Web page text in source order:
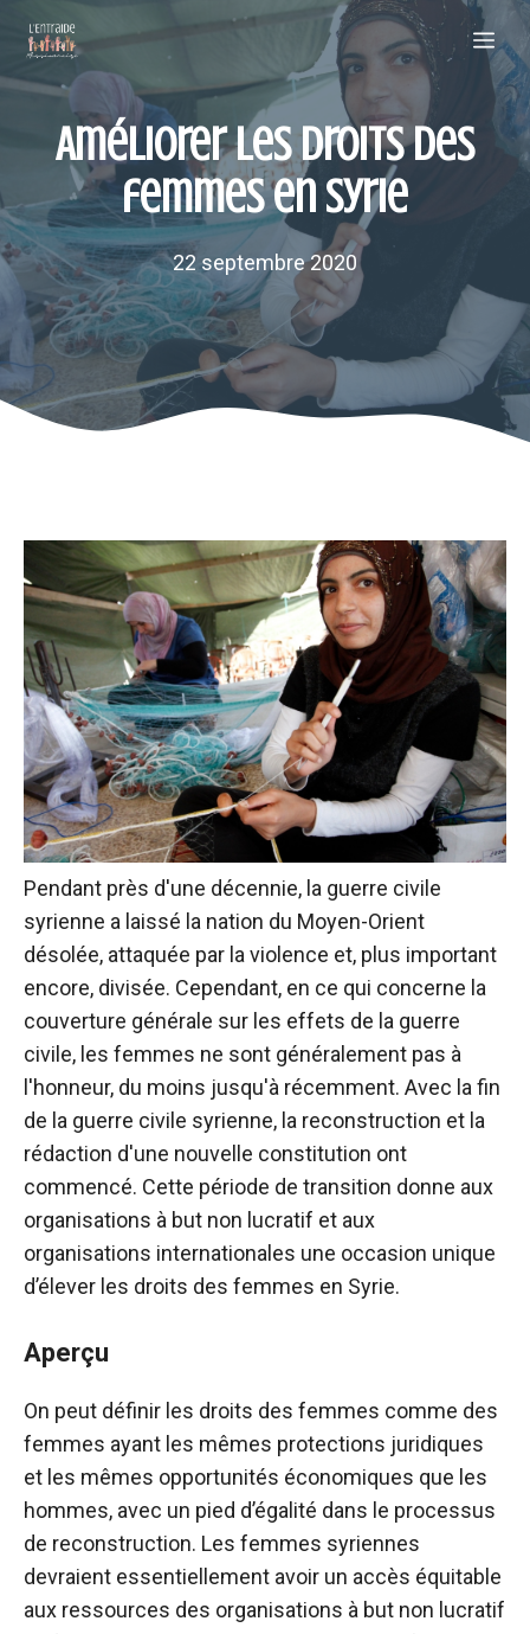
contenu
Améliorer les droits des
femmes en Syrie
22 septembre 2020
Pendant près d'une décennie, la guerre civile
syrienne a laissé la nation du Moyen-Orient
désolée, attaquée par la violence et, plus important
encore, divisée. Cependant, en ce qui concerne la
couverture générale sur les effets de la guerre
civile, les femmes ne sont généralement pas à
l'honneur, du moins jusqu'à récemment. Avec la fin
de la guerre civile syrienne, la reconstruction et la
rédaction d'une nouvelle constitution ont
commencé. Cette période de transition donne aux
organisations à but non lucratif et aux
organisations internationales une occasion unique
d’élever les droits des femmes en Syrie.
Aperçu
On peut définir les droits des femmes comme des
femmes ayant les mêmes protections juridiques
et les mêmes opportunités économiques que les
hommes, avec un pied d’égalité dans le processus
de reconstruction. Les femmes syriennes
devraient essentiellement avoir un accès équitable
aux ressources des organisations à but non lucratif